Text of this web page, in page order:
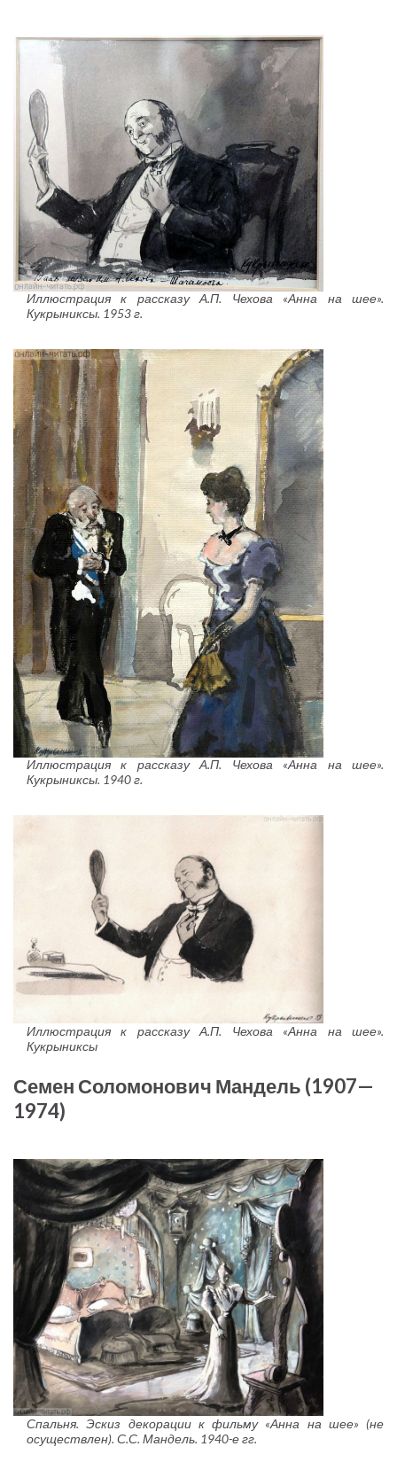
Иллюстрация к рассказу А.П. Чехова «Анна на шее».
Кукрыниксы. 1953 г.
Иллюстрация к рассказу А.П. Чехова «Анна на шее».
Кукрыниксы. 1940 г.
Иллюстрация к рассказу А.П. Чехова «Анна на шее».
Кукрыниксы
Семен Соломонович Мандель (1907—
1974)
Спальня. Эскиз декорации к фильму «Анна на шее» (не
осуществлен). С.С. Мандель. 1940-е гг.